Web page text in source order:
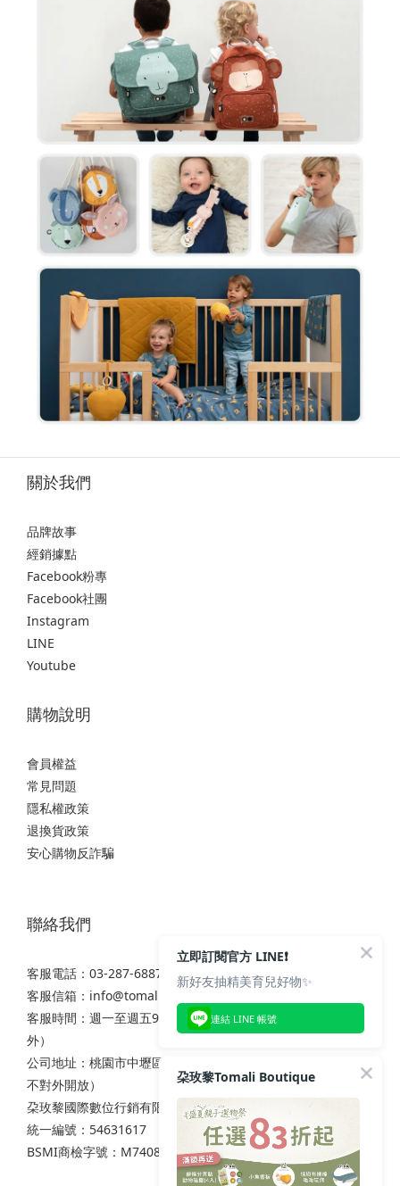
關於我們
品牌故事
經銷據點
Facebook粉專
Facebook社團
Instagram
LINE
Youtube
購物說明
會員權益
常見問題
隱私權政策
退換貨政策
安心購物反詐騙
聯絡我們
客服電話：03-287-6887
客服信箱： info@tomali.com.tw
客服時間：週一至週五9:00-12:00 / 13:00-17:00（國定假日除
外）
公司地址：桃園市中壢區西園路111之2號7樓（非實體店面，
不對外開放）
朶玫黎國際數位行銷有限公司
統一編號：54631617
BSMI商檢字號：M74086
立即訂閱官方 LINE❗
新好友抽精美育兒好物✨
連結 LINE 帳號
朶玫黎Tomali Boutique